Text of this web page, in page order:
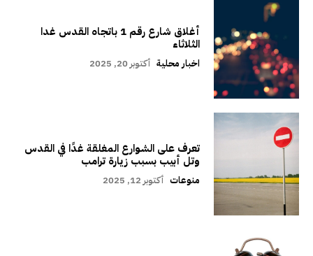
أغلاق شارع رقم 1 باتجاه القدس غدا
الثلاثاء
اخبار محلية أكتوبر 20, 2025
تعرف على الشوارع المغلقة غدًا في القدس
وتل أبيب بسبب زيارة ترامب
منوعات أكتوبر 12, 2025